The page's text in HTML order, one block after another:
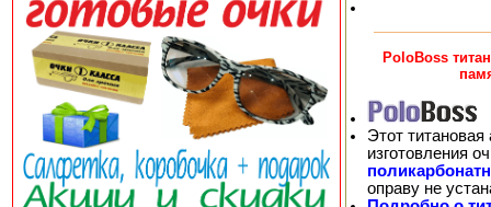
PoloBoss
Этот
изготовления
оправу не